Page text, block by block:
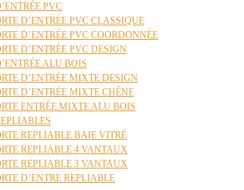
PVC
D’ENTRÉE PVC CLASSIQUE
D’ENTRÉE PVC COORDONNÉE
D’ENTRÉE PVC DESIGN
ALU BOIS
D’ENTRÉE MIXTE DESIGN
D’ENTRÉE MIXTE CHÊNE
ENTRÉE MIXTE ALU BOIS
REPLIABLE BAIE VITRÉ
REPLIABLE 4 VANTAUX
REPLIABLE 3 VANTAUX
D’ENTRE REPLIABLE